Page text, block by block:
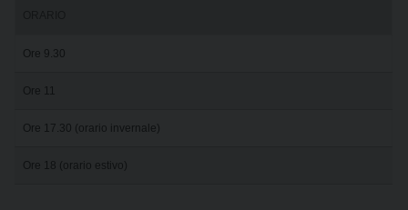
Ore 9.30
Ore 11
Ore 17.30 (orario invernale)
Ore 18 (orario estivo)